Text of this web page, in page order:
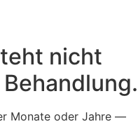
nicht
Monate oder Jahre —